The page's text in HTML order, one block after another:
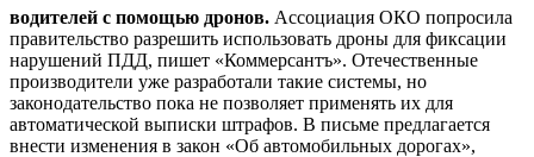
водителей с помощью дронов. Ассоциация ОКО попросила
правительство разрешить использовать дроны для фиксации
нарушений ПДД, пишет «Коммерсантъ». Отечественные
производители уже разработали такие системы, но
законодательство пока не позволяет применять их для
автоматической выписки штрафов. В письме предлагается
внести изменения в закон «Об автомобильных дорогах»,